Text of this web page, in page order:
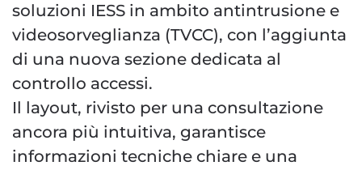
soluzioni IESS in ambito antintrusione e
videosorveglianza (TVCC), con l’aggiunta
di una nuova sezione dedicata al
controllo accessi.
Il layout, rivisto per una consultazione
ancora più intuitiva, garantisce
informazioni tecniche chiare e una